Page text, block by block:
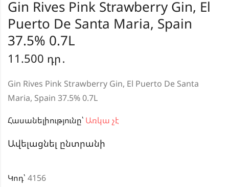
Gin Rives Pink Strawberry Gin, El
Puerto De Santa Maria, Spain
37.5% 0.7L
11.500 դր․
Gin Rives Pink Strawberry Gin, El Puerto De Santa
Maria, Spain 37.5% 0.7L
Հասանելիությունը՝ Առկա չէ
Ավելացնել ընտրանի
Կոդ՝ 4156